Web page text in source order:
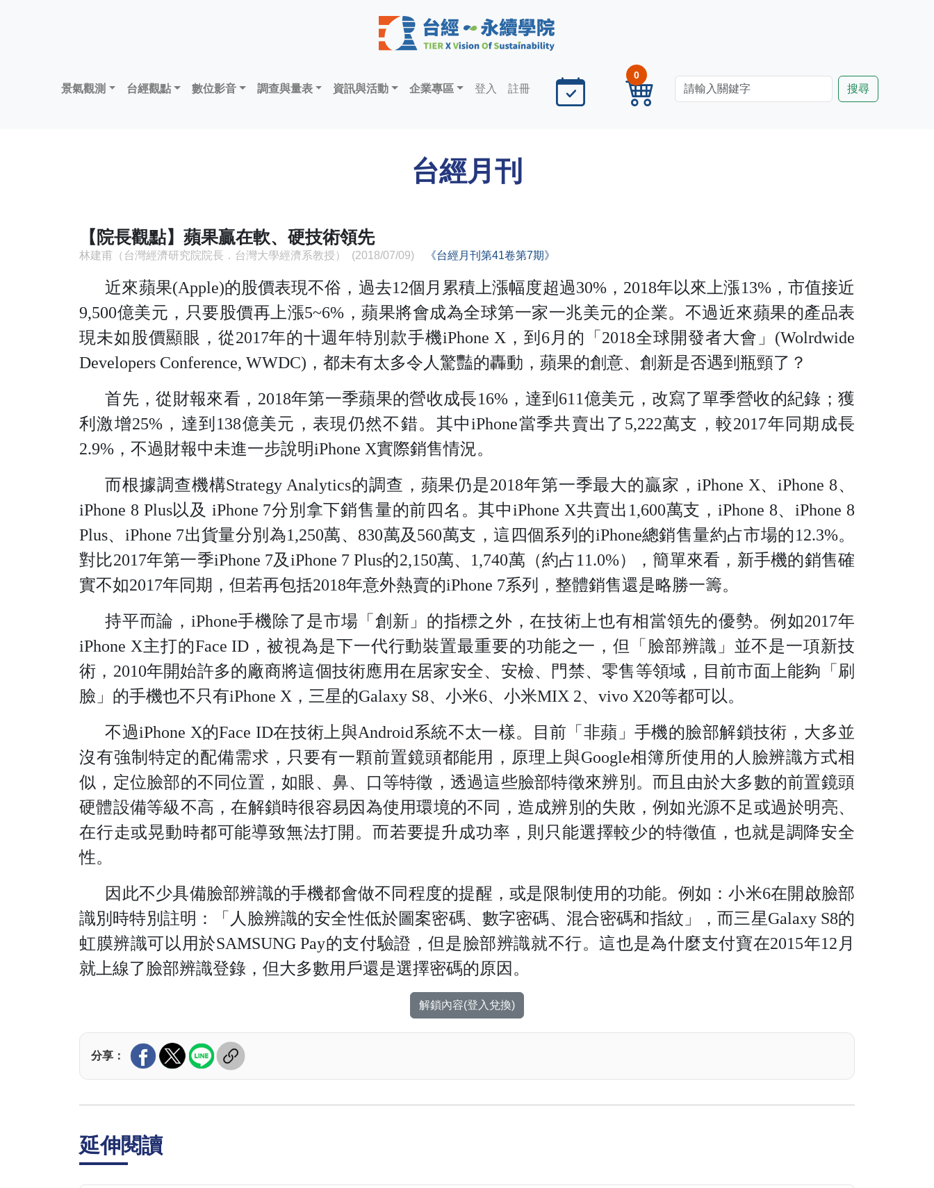
景氣觀測 台經觀點 數位影音 調查與量表 資訊與活動 企業專區 登入 註冊
0
台經月刊
【院長觀點】蘋果贏在軟、硬技術領先
林建甫（台灣經濟研究院院長．台灣大學經濟系教授） (2018/07/09) 《台經月刊第41卷第7期》
近來蘋果(Apple)的股價表現不俗，過去12個月累積上漲幅度超過30%，2018年以來上漲13%，市值接近
9,500億美元，只要股價再上漲5~6%，蘋果將會成為全球第一家一兆美元的企業。不過近來蘋果的產品表
現未如股價顯眼，從2017年的十週年特別款手機iPhone X，到6月的「2018全球開發者大會」(Wolrdwide
Developers Conference, WWDC)，都未有太多令人驚豔的轟動，蘋果的創意、創新是否遇到瓶頸了？
首先，從財報來看，2018年第一季蘋果的營收成長16%，達到611億美元，改寫了單季營收的紀錄；獲
利激增25%，達到138億美元，表現仍然不錯。其中iPhone當季共賣出了5,222萬支，較2017年同期成長
2.9%，不過財報中未進一步說明iPhone X實際銷售情況。
而根據調查機構Strategy Analytics的調查，蘋果仍是2018年第一季最大的贏家，iPhone X、iPhone 8、
iPhone 8 Plus以及 iPhone 7分別拿下銷售量的前四名。其中iPhone X共賣出1,600萬支，iPhone 8、iPhone 8
Plus、iPhone 7出貨量分別為1,250萬、830萬及560萬支，這四個系列的iPhone總銷售量約占市場的12.3%。
對比2017年第一季iPhone 7及iPhone 7 Plus的2,150萬、1,740萬（約占11.0%），簡單來看，新手機的銷售確
實不如2017年同期，但若再包括2018年意外熱賣的iPhone 7系列，整體銷售還是略勝一籌。
持平而論，iPhone手機除了是市場「創新」的指標之外，在技術上也有相當領先的優勢。例如2017年
iPhone X主打的Face ID，被視為是下一代行動裝置最重要的功能之一，但「臉部辨識」並不是一項新技
術，2010年開始許多的廠商將這個技術應用在居家安全、安檢、門禁、零售等領域，目前市面上能夠「刷
臉」的手機也不只有iPhone X，三星的Galaxy S8、小米6、小米MIX 2、vivo X20等都可以。
不過iPhone X的Face ID在技術上與Android系統不太一樣。目前「非蘋」手機的臉部解鎖技術，大多並
沒有強制特定的配備需求，只要有一顆前置鏡頭都能用，原理上與Google相簿所使用的人臉辨識方式相
似，定位臉部的不同位置，如眼、鼻、口等特徵，透過這些臉部特徵來辨別。而且由於大多數的前置鏡頭
硬體設備等級不高，在解鎖時很容易因為使用環境的不同，造成辨別的失敗，例如光源不足或過於明亮、
在行走或晃動時都可能導致無法打開。而若要提升成功率，則只能選擇較少的特徵值，也就是調降安全
性。
因此不少具備臉部辨識的手機都會做不同程度的提醒，或是限制使用的功能。例如：小米6在開啟臉部
識別時特別註明：「人臉辨識的安全性低於圖案密碼、數字密碼、混合密碼和指紋」，而三星Galaxy S8的
虹膜辨識可以用於SAMSUNG Pay的支付驗證，但是臉部辨識就不行。這也是為什麼支付寶在2015年12月
就上線了臉部辨識登錄，但大多數用戶還是選擇密碼的原因。
解鎖內容(登入兌換)
分享：
延伸閱讀